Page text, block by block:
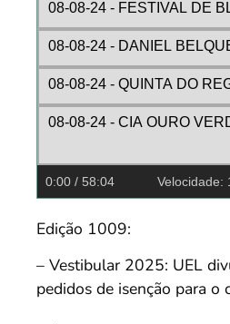
08-08-24 - FESTIVAL DE
08-08-24 - DANIEL
08-08-24 - QUINTA DO
08-08-24 - CIA OURO
0:00 / 58:04 Velocidade:
Edição 1009:
– Vestibular 2025: UEL
pedidos de isenção para o